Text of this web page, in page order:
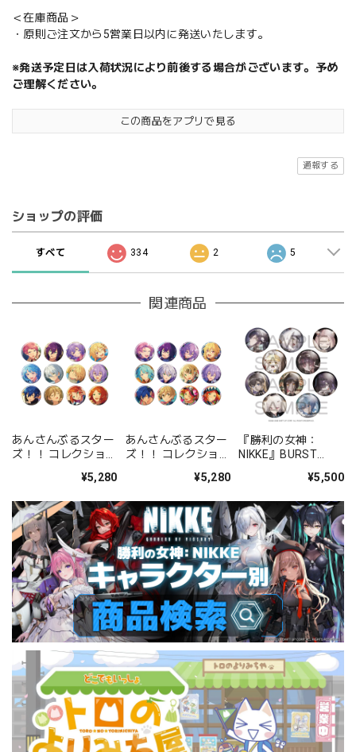
＜在庫商品＞
・原則ご注文から5営業日以内に発送いたします。
※発送予定日は入荷状況により前後する場合がございます。予め
ご理解ください。
この商品をアプリで見る
通報する
ショップの評価
すべて 334 2 5
関連商品
あんさんぶるスター
ズ！！ コレクション
¥5,280
あんさんぶるスター
ズ！！ コレクション
¥5,280
『勝利の女神：
NIKKE』BURST
ジ Vol.9 BOX 全10種
¥5,500